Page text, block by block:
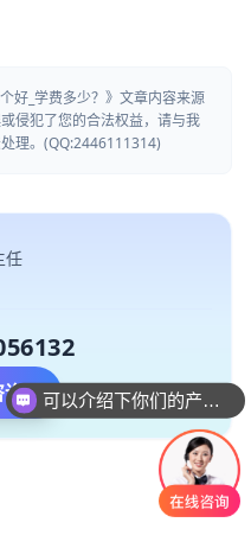
好_学费多少？》文章内容来源
侵犯了您的合法权益，请与我
理。(QQ:2446111314)
任
询
可以介绍下你们的产品么
你们是怎么收费的呢